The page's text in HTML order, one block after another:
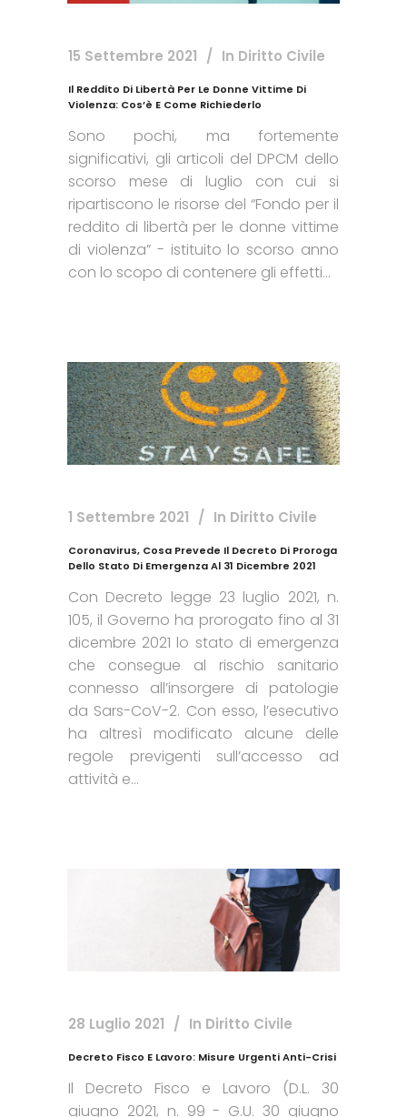
15 Settembre 2021 In Diritto Civile
Il Reddito Di Libertà Per Le Donne Vittime Di
Violenza: Cos’è E Come Richiederlo
Sono pochi, ma fortemente
significativi, gli articoli del DPCM dello
scorso mese di luglio con cui si
ripartiscono le risorse del “Fondo per il
reddito di libertà per le donne vittime
di violenza” - istituito lo scorso anno
con lo scopo di contenere gli effetti...
1 Settembre 2021 In Diritto Civile
Coronavirus, Cosa Prevede Il Decreto Di Proroga
Dello Stato Di Emergenza Al 31 Dicembre 2021
Con Decreto legge 23 luglio 2021, n.
105, il Governo ha prorogato fino al 31
dicembre 2021 lo stato di emergenza
che consegue al rischio sanitario
connesso all’insorgere di patologie
da Sars-CoV-2. Con esso, l’esecutivo
ha altresì modificato alcune delle
regole previgenti sull’accesso ad
attività e...
28 Luglio 2021 In Diritto Civile
Decreto Fisco E Lavoro: Misure Urgenti Anti-Crisi
Il Decreto Fisco e Lavoro (D.L. 30
giugno 2021, n. 99 - G.U. 30 giugno